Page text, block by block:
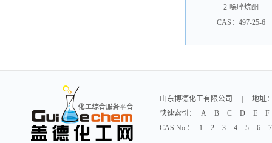
2-噁唑烷酮
CAS：497-25-6
山东博德化工有限公司
地址
快速索引：
A B C D E
F
CAS No.：
1 2 3 4 5 6 7